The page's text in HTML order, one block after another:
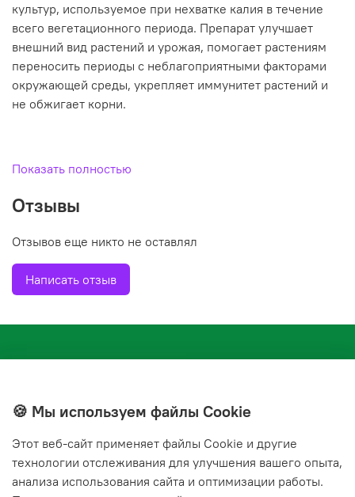
культур, используемое при нехватке калия в течение
всего вегетационного периода. Препарат улучшает
внешний вид растений и урожая, помогает растениям
переносить периоды с неблагоприятными факторами
окружающей среды, укрепляет иммунитет растений и
не обжигает корни.
• Удобрение содержит полный комплекс веществ,
питания растений.
Показать полностью
Отзывы
Отзывов еще никто не оставлял
Написать отзыв
+7(843) 210-20-24
🍪 Мы используем файлы Cookie
Этот веб‑сайт применяет файлы Cookie и другие
технологии отслеживания для улучшения вашего опыта,
анализа использования сайта и оптимизации работы.